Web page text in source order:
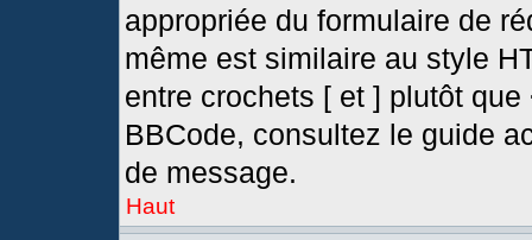
appropriée du formulaire de
même est similaire au style
entre crochets [ et ] plutôt
BBCode, consultez le guide
de message.
Haut